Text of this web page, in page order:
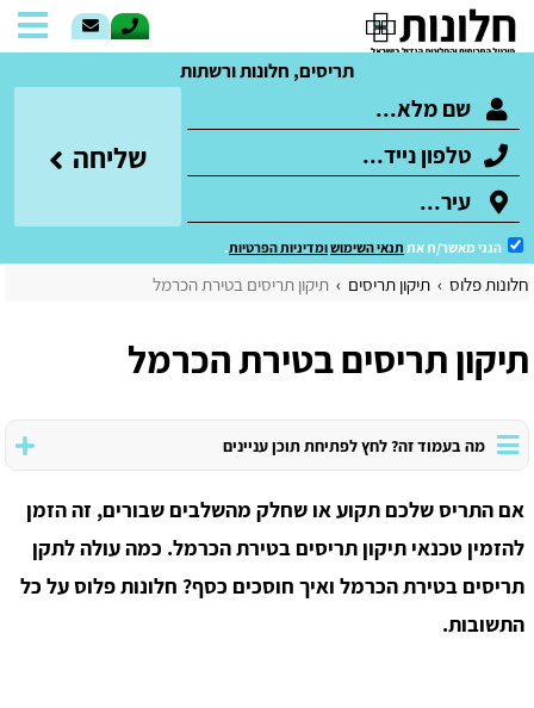
תריסים, חלונות ורשתות
שליחה
הנני מאשר/ת את תנאי השימושומדיניות הפרטיות.
חלונות פלוס תיקון תריסים תיקון תריסים בטירת הכרמל
תיקון תריסים בטירת הכרמל
מה בעמוד זה? לחץ לפתיחת תוכן עניינים
אם התריס שלכם תקוע או שחלק מהשלבים שבורים, זה הזמן
להזמין טכנאי תיקון תריסים בטירת הכרמל. כמה עולה לתקן
תריסים בטירת הכרמל ואיך חוסכים כסף? חלונות פלוס על כל
התשובות.